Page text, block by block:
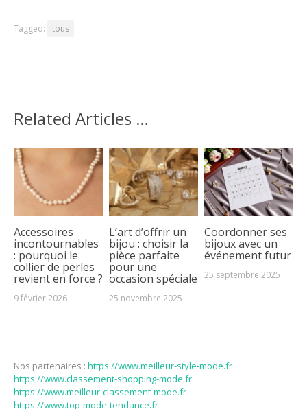
Tagged: tous
Related Articles …
Accessoires
incontournables
: pourquoi le
collier de perles
revient en force ?
9 février 2026
L’art d’offrir un
bijou : choisir la
pièce parfaite
pour une
occasion spéciale
25 novembre 2025
Coordonner ses
bijoux avec un
événement futur
25 septembre 2025
Nos partenaires : https://www.meilleur-style-mode.fr
https://www.classement-shopping-mode.fr
https://www.meilleur-classement-mode.fr
https://www.top-mode-tendance.fr